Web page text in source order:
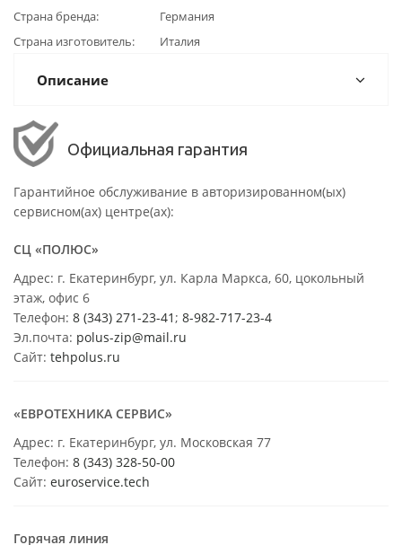
Страна бренда
Германия
Страна изготовитель
Италия
Описание
Официальная гарантия
Гарантийное обслуживание в авторизированном(ых)
сервисном(ах) центре(ах):
СЦ «ПОЛЮС»
Адрес: г. Екатеринбург, ул. Карла Маркса, 60, цокольный
этаж, офис 6
Телефон: 8 (343) 271-23-41 ; 8-982-717-23-4
Эл.почта: polus-zip@mail.ru
Сайт: tehpolus.ru
«ЕВРОТЕХНИКА СЕРВИС»
Адрес: г. Екатеринбург, ул. Московская 77
Телефон: 8 (343) 328-50-00
Сайт: euroservice.tech
Горячая линия